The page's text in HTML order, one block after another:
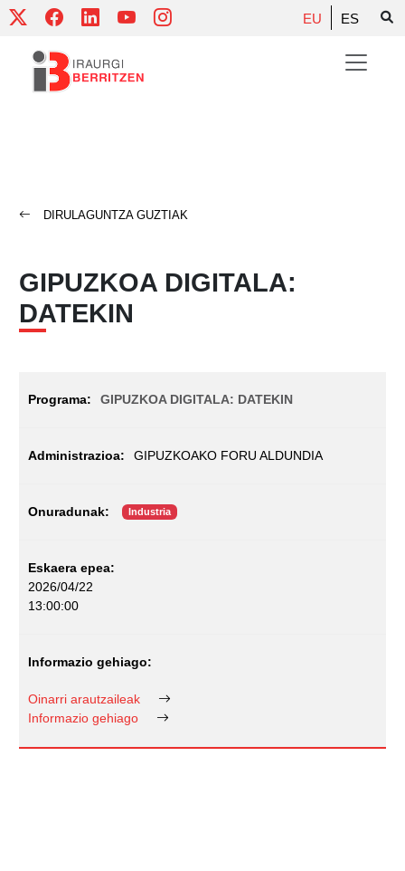
Skip
content
EU ES
DIRULAGUNTZA GUZTIAK
GIPUZKOA DIGITALA:
DATEKIN
GIPUZKOA DIGITALA: DATEKIN
GIPUZKOAKO FORU ALDUNDIA
Industria
2026/04/22
13:00:00
Oinarri arautzaileak
Informazio gehiago